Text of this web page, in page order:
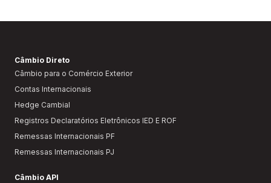
Câmbio Direto
Câmbio para o Comércio Exterior
Contas Internacionais
Hedge Cambial
Registros Declaratórios Eletrônicos IED E ROF
Remessas Internacionais PF
Remessas Internacionais PJ
Câmbio API